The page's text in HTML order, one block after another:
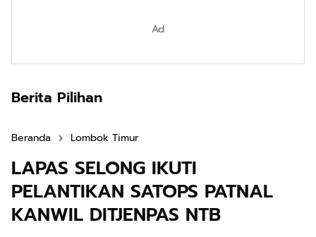
Ad
Berita Pilihan
Beranda Lombok Timur
LAPAS SELONG IKUTI
PELANTIKAN SATOPS PATNAL
KANWIL DITJENPAS NTB